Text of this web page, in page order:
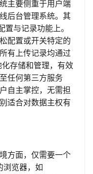
主要侧重于用户端
后台管理系统。其
置与记录功能上。
配置或开关特定的
有上传记录均通过
存储和管理，有效
任何第三方服务
自主掌控，无需担
适合对数据主权有
方面，仅需要一个
浏览器，如